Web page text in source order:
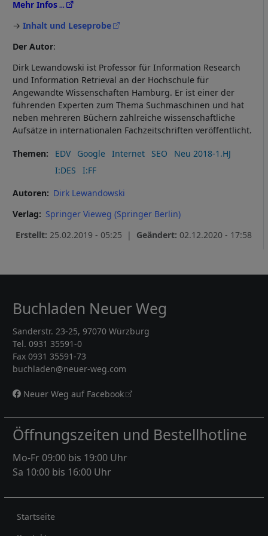
Mehr Infos
→ Inhalt und Leseprobe
Der Autor:
Dirk Lewandowski ist Professor für Information Research
und Information Retrieval an der Hochschule für
Angewandte Wissenschaften Hamburg. Er ist einer der
führenden Experten zum Thema Suchmaschinen und hat
neben mehreren Büchern zahlreiche wissenschaftliche
Aufsätze in internationalen Fachzeitschriften veröffentlicht.
Themen EDV Google Internet SEO
Neu 2018-1.HJ
I:DES
I:FF
Autoren
Dirk Lewandowski
Verlag
Springer Vieweg (Springer Berlin)
Erstellt: 25.02.2019 - 05:25 | Geändert: 02.12.2020 - 17:58
Buchladen Neuer Weg
Sanderstr. 23-25, 97070 Würzburg
Tel. 0931 35591-0
Fax 0931 35591-73
buchladen@neuer-weg.com
Neuer Weg auf Facebook
Öffnungszeiten und Bestellhotline
Mo-Fr 09:00 bis 19:00 Uhr
Sa 10:00 bis 16:00 Uhr
Rechtliches
Startseite
Cookies